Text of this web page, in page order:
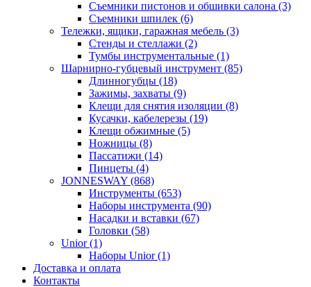
Съемники пистонов и обшивки салона (3)
Съемники шпилек (6)
Тележки, ящики, гаражная мебель (3)
Cтенды и стеллажи (2)
Тумбы инструментальные (1)
Шарнирно-губцевый инструмент (85)
Длинногубцы (18)
Зажимы, захваты (9)
Клещи для снятия изоляции (8)
Кусачки, кабелерезы (19)
Клещи обжимные (5)
Ножницы (8)
Пассатижи (14)
Пинцеты (4)
JONNESWAY (868)
Инструменты (653)
Наборы инструмента (90)
Насадки и вставки (67)
Головки (58)
Unior (1)
Наборы Unior (1)
Доставка и оплата
Контакты